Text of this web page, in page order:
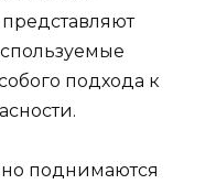
подхода к
поднимаются